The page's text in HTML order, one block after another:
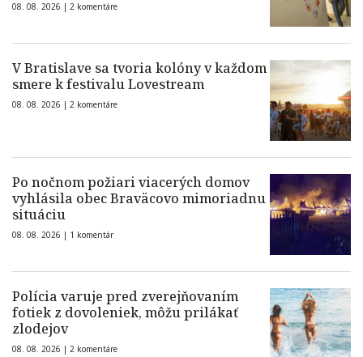
08. 08. 2026 | 2 komentáre
V Bratislave sa tvoria kolóny v každom
smere k festivalu Lovestream
08. 08. 2026 | 2 komentáre
Po nočnom požiari viacerých domov
vyhlásila obec Braväcovo mimoriadnu
situáciu
08. 08. 2026 | 1 komentár
Polícia varuje pred zverejňovaním
fotiek z dovoleniek, môžu prilákať
zlodejov
08. 08. 2026 | 2 komentáre